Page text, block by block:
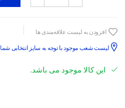
افزودن به لیست علاقه‌مندی ها
لیست شعب موجود با توجه به سایز انتخابی شما
این کالا موجود می باشد.